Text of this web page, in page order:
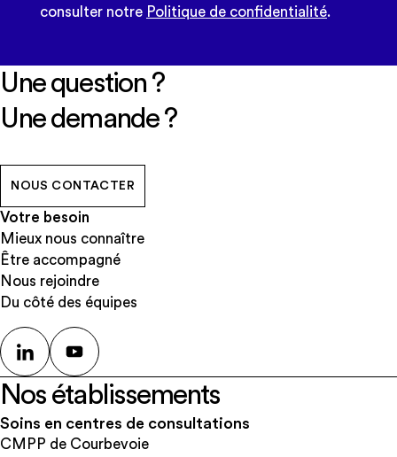
consulter notre Politique de confidentialité.
Une question ?
Une demande ?
NOUS CONTACTER
Votre besoin
Mieux nous connaître
Être accompagné
Nous rejoindre
Du côté des équipes
Nos établissements
Soins en centres de consultations
CMPP de Courbevoie